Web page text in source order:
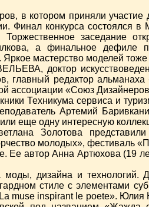
в котором приняли
конкурса состоялся в
заседание
а финальное дефиле
мастерство моделей
доктор
главный редактор
ассоциации «Союз
Техникума сервиса и
Артемий
еще одну интересную
Золотова
молодых», фестиваль
автор Анна Артюхова (19
дизайна и технологий.
стиле с элементами
inspirant le poete». Юлия